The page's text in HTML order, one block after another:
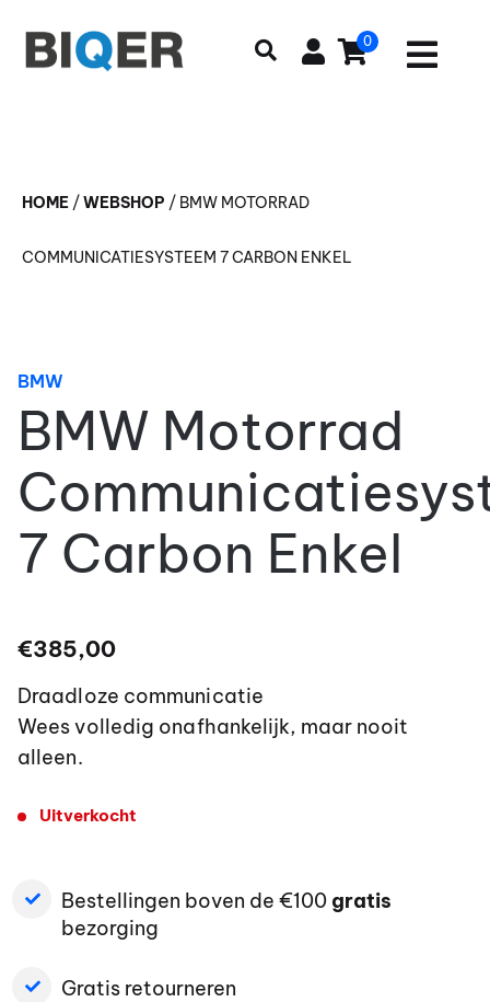
0
HOME /WEBSHOP / BMW MOTORRAD
COMMUNICATIESYSTEEM 7 CARBON ENKEL
BMW
BMW Motorrad
7 Carbon Enkel
€385,00
Draadloze communicatie
Wees volledig onafhankelijk, maar nooit
alleen.
Uitverkocht
Bestellingen boven de €100 gratis
bezorging
Gratis retourneren